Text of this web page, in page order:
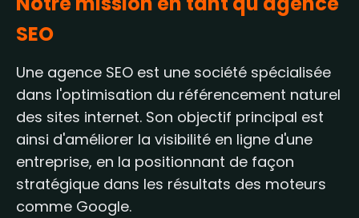
SEO
Une agence SEO est une société spécialisée
dans l'optimisation du référencement naturel
des sites internet. Son objectif principal est
ainsi d'améliorer la visibilité en ligne d'une
entreprise, en la positionnant de façon
stratégique dans les résultats des moteurs
comme Google.